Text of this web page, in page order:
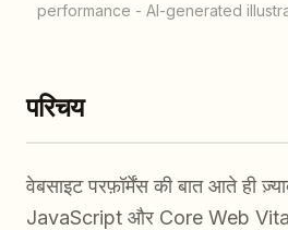
performance - AI-generated
परिचय
वेबसाइट परफ़ॉर्मेंस की बात आते ही
JavaScript और Core Web Vitals